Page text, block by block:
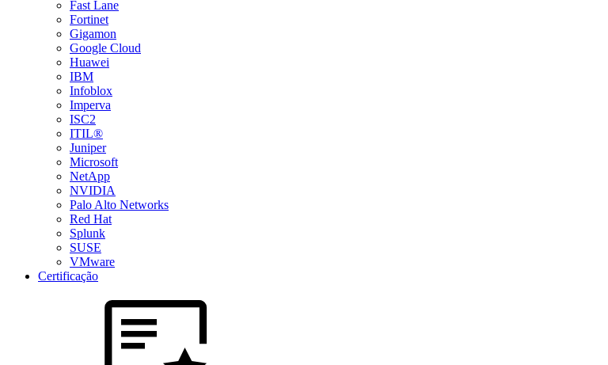
Fast Lane
Fortinet
Gigamon
Google Cloud
Huawei
IBM
Infoblox
Imperva
ISC2
ITIL®
Juniper
Microsoft
NetApp
NVIDIA
Palo Alto Networks
Red Hat
Splunk
SUSE
VMware
Certificação